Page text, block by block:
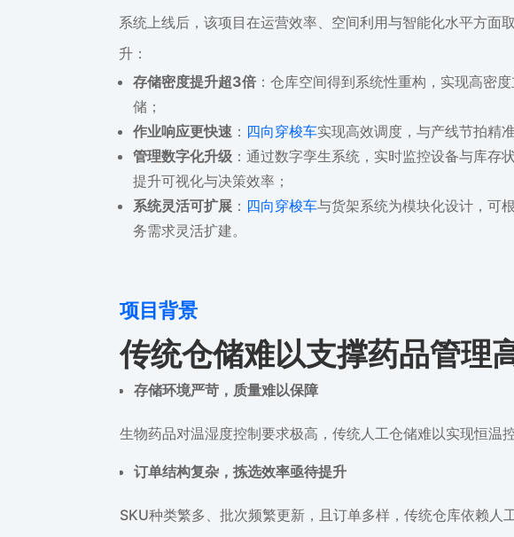
系统上线后，该项目在运营效率、空间利用与智能化水平方面
升：
存储密度提升超3倍 ：仓库空间得到系统性重构，实现高密
储；
作业响应更快速 ： 四向穿梭车实现高效调度，与产线节拍精
管理数字化升级 ：通过数字孪生系统，实时监控设备与库存
提升可视化与决策效率；
系统灵活可扩展 ： 四向穿梭车与货架系统为模块化设计，可
务需求灵活扩建。
项目背景
传统仓储难以支撑药品管理
存储环境严苛，质量难以保障
生物药品对温湿度控制要求极高，传统人工仓储难以实现恒温
订单结构复杂，拣选效率亟待提升
SKU种类繁多、批次频繁更新，且订单多样，传统仓库依赖人